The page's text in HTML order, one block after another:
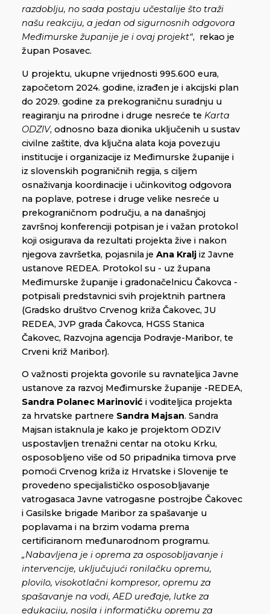
razdoblju, no sada postaju učestalije što traži
našu reakciju, a jedan od sigurnosnih odgovora
Međimurske županije je i ovaj projekt“, rekao je
župan Posavec.
U projektu, ukupne vrijednosti 995.600 eura,
započetom 2024. godine, izrađen je i akcijski plan
do 2029. godine za prekograničnu suradnju u
reagiranju na prirodne i druge nesreće te Karta
ODZIV, odnosno baza dionika uključenih u sustav
civilne zaštite, dva ključna alata koja povezuju
institucije i organizacije iz Međimurske županije i
iz slovenskih pograničnih regija, s ciljem
osnaživanja koordinacije i učinkovitog odgovora
na poplave, potrese i druge velike nesreće u
prekograničnom području, a na današnjoj
završnoj konferenciji potpisan je i važan protokol
koji osigurava da rezultati projekta žive i nakon
njegova završetka, pojasnila je Ana Kralj iz Javne
ustanove REDEA. Protokol su - uz župana
Međimurske županije i gradonačelnicu Čakovca -
potpisali predstavnici svih projektnih partnera
(Gradsko društvo Crvenog križa Čakovec, JU
REDEA, JVP grada Čakovca, HGSS Stanica
Čakovec, Razvojna agencija Podravje-Maribor, te
Crveni križ Maribor).
O važnosti projekta govorile su ravnateljica Javne
ustanove za razvoj Međimurske županije -REDEA,
Sandra Polanec Marinović i voditeljica projekta
za hrvatske partnere Sandra Majsan. Sandra
Majsan istaknula je kako je projektom ODZIV
uspostavljen trenažni centar na otoku Krku,
osposobljeno više od 50 pripadnika timova prve
pomoći Crvenog križa iz Hrvatske i Slovenije te
provedeno specijalističko osposobljavanje
vatrogasaca Javne vatrogasne postrojbe Čakovec
i Gasilske brigade Maribor za spašavanje u
poplavama i na brzim vodama prema
certificiranom međunarodnom programu.
„Nabavljena je i oprema za osposobljavanje i
intervencije, uključujući ronilačku opremu,
plovilo, visokotlačni kompresor, opremu za
spašavanje na vodi, AED uređaje, lutke za
edukaciju, nosila i informatičku opremu za